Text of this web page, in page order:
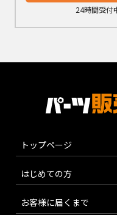
24時間受付
トップページ
はじめての方
お客様に届くまで